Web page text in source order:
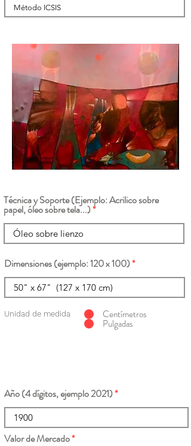
Técnica y Soporte (Ejemplo: Acrilico sobre
papel, óleo sobre tela...)
Dimensiones (ejemplo: 120 x 100)
Unidad de medida Centímetros
Pulgadas
Año (4 dígitos, ejemplo 2021)
Valor de Mercado